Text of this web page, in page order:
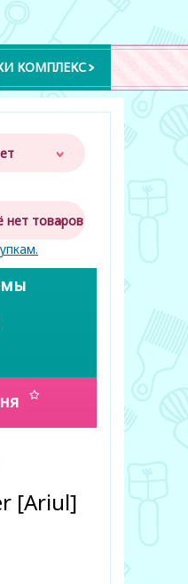
КОМПЛЕКС
нет товаров
[Ariul]